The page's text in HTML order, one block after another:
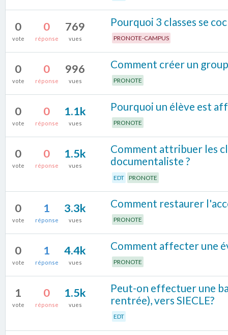
0
vote
0
réponse
769
vues
Pourquoi 3 classes se
PRONOTE-CAMPUS
0
vote
0
réponse
996
vues
Comment créer un
PRONOTE
0
vote
0
réponse
1.1k
vues
Pourquoi un élève est
PRONOTE
0
vote
0
réponse
1.5k
vues
Comment attribuer les
documentaliste ?
EDT PRONOTE
0
vote
1
réponse
3.3k
vues
Comment restaurer
PRONOTE
0
vote
1
réponse
4.4k
vues
Comment affecter une
PRONOTE
1
vote
0
réponse
1.5k
vues
Peut-on effectuer une
rentrée), vers SIECLE?
EDT